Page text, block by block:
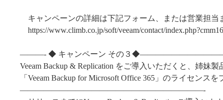
キャンペーンの詳細は下記フォーム、または営業担当
https://www.climb.co.jp/soft/veeam/contact/
———- ◆ キャンペーン その３
Veeam Backup & Replication をご導入いただくと、姉妹製
「Veeam Backup for Microsoft Office 365」のライセンス
———————————————————————-